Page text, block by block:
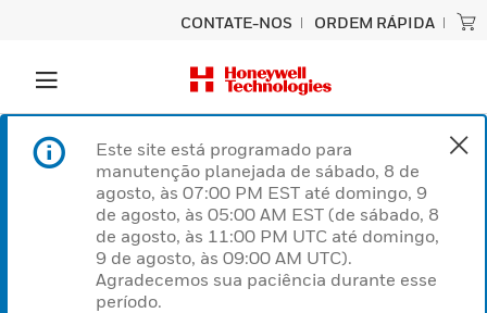
CONTATE-NOS ORDEM RÁPIDA
Este site está programado para
manutenção planejada de sábado, 8 de
agosto, às 07:00 PM EST até domingo, 9
de agosto, às 05:00 AM EST (de sábado, 8
de agosto, às 11:00 PM UTC até domingo,
9 de agosto, às 09:00 AM UTC).
Agradecemos sua paciência durante esse
período.